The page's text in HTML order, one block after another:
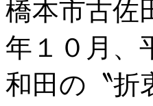
橋本市古佐
年１０月、
和田の〝折